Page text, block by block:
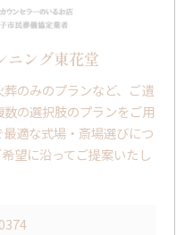
ニング東花堂
のみのプランなど、ご遺
の選択肢のプランをご用
適な式場・斎場選びにつ
望に沿ってご提案いたし